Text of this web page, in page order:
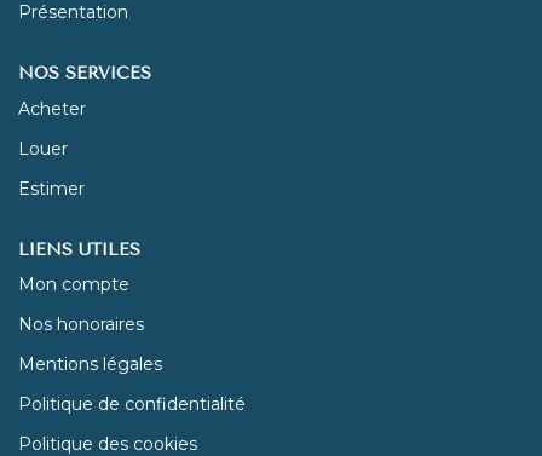
Présentation
NOS SERVICES
Acheter
Louer
Estimer
LIENS UTILES
Mon compte
Nos honoraires
Mentions légales
Politique de confidentialité
Politique des cookies